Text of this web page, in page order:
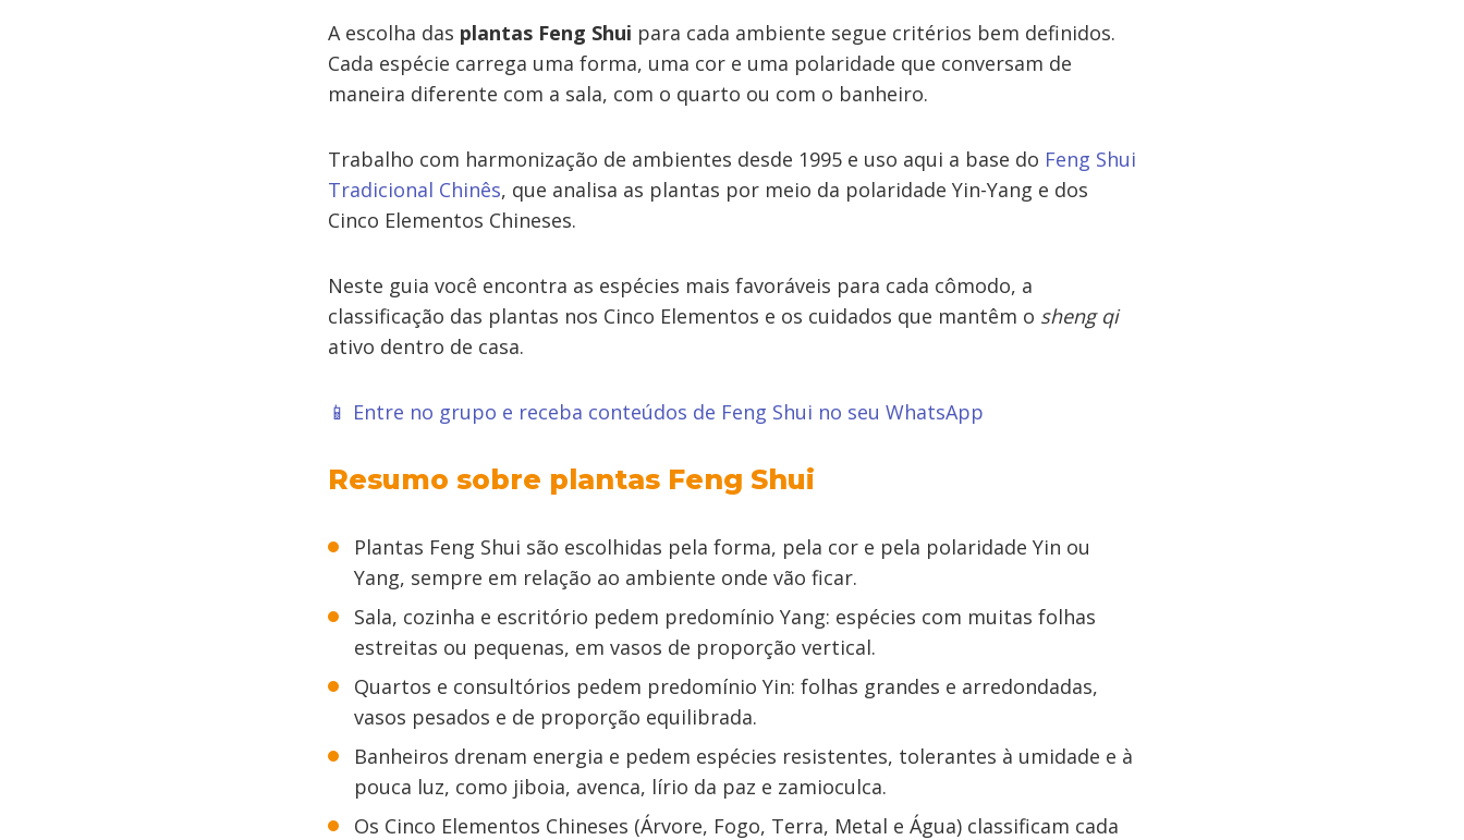
A escolha das plantas Feng Shui para cada ambiente segue critérios bem definidos.
Cada espécie carrega uma forma, uma cor e uma polaridade que conversam de
maneira diferente com a sala, com o quarto ou com o banheiro.
Trabalho com harmonização de ambientes desde 1995 e uso aqui a base do Feng Shui
Tradicional Chinês, que analisa as plantas por meio da polaridade Yin-Yang e dos
Cinco Elementos Chineses.
Neste guia você encontra as espécies mais favoráveis para cada cômodo, a
classificação das plantas nos Cinco Elementos e os cuidados que mantêm o sheng qi
ativo dentro de casa.
📱 Entre no grupo e receba conteúdos de Feng Shui no seu WhatsApp
Resumo sobre plantas Feng Shui
Plantas Feng Shui são escolhidas pela forma, pela cor e pela polaridade Yin ou
Yang, sempre em relação ao ambiente onde vão ficar.
Sala, cozinha e escritório pedem predomínio Yang: espécies com muitas folhas
estreitas ou pequenas, em vasos de proporção vertical.
Quartos e consultórios pedem predomínio Yin: folhas grandes e arredondadas,
vasos pesados e de proporção equilibrada.
Banheiros drenam energia e pedem espécies resistentes, tolerantes à umidade e à
pouca luz, como jiboia, avenca, lírio da paz e zamioculca.
Os Cinco Elementos Chineses (Árvore, Fogo, Terra, Metal e Água) classificam cada